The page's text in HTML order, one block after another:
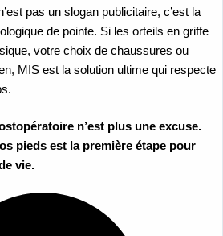
pas un slogan publicitaire, c’est la
de pointe. Si les orteils en griffe
votre choix de chaussures ou
MIS est la solution ultime qui respecte
n’est plus une excuse.
pieds est la première étape pour
vie.